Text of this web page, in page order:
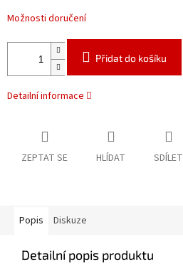
Možnosti doručení
Přidat do košíku
Detailní informace
ZEPTAT SE HLÍDAT SDÍLET
Popis Diskuze
Detailní popis produktu